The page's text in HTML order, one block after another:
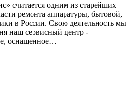
считается одним из старейших
ремонта аппаратуры, бытовой,
в России. Свою деятельность мы
наш сервисный центр -
оснащенное…